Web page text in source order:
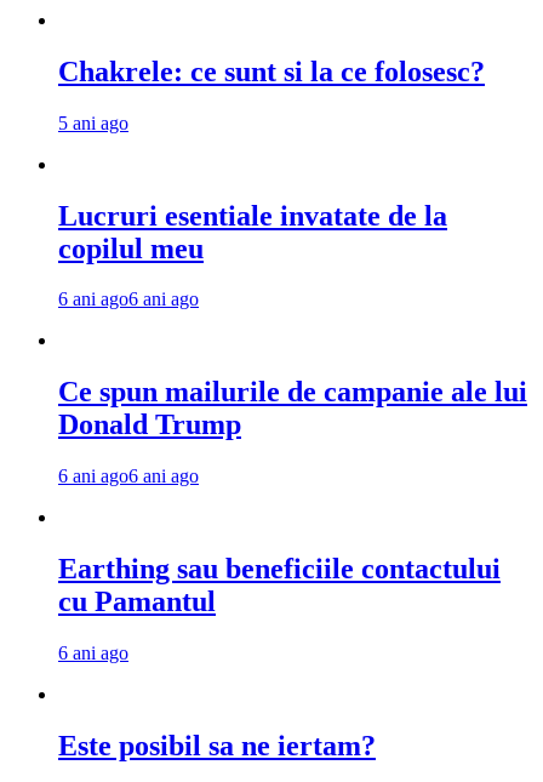
Chakrele: ce sunt si la ce folosesc?
5 ani ago
Lucruri esentiale invatate de la
copilul meu
6 ani ago6 ani ago
Ce spun mailurile de campanie ale lui
Donald Trump
6 ani ago6 ani ago
Earthing sau beneficiile contactului
cu Pamantul
6 ani ago
Este posibil sa ne iertam?